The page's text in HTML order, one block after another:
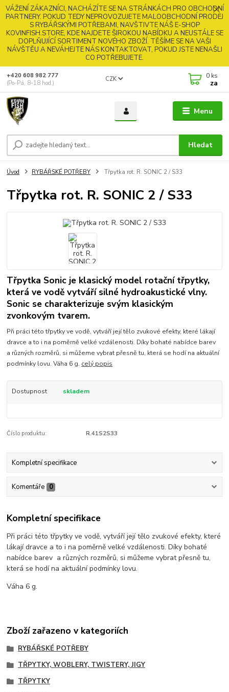
VÁŽENÍ ZÁKAZNÍCI, NACHÁZÍTE SE NA STRÁNKÁCH PRO OBCHODNÍ
PARTNERY. POKUD TEDY NEPROVOZUJETE MALOOBCHODNÍ PRODEJ
S RYBÁŘSKÝMI POTŘEBAMI, NAVŠTIVTE NÁŠ E-SHOP
KOVINFISH.STORE, KDE NAJDETE ŠIROKOU NABÍDKU A NEUSTÁLE SE
DOPLŇUJÍCÍ SORTIMENT NOVÉHO ZBOŽÍ. TĚŠÍME SE NA VAŠI
NÁVŠTĚU A NEVÁHEJTE NÁS KONTAKTOVAT, POKUD JSTE NENAŠLI
CO POTŘEBUJETE.
Menu
CZK
Hledat
+420 608 982 777
(Po-Pá, 8-18 hod.)
0 ks
za
Úvod RYBÁŘSKÉ POTŘEBY Třpytka rot. R. SONIC 2 / S33
Třpytka rot. R. SONIC 2 / S33
Třpytka Sonic je klasický model rotační třpytky,
která ve vodě vytváří silné hydroakustické vlny.
Sonic se charakterizuje svým klasickým
zvonkovým tvarem.
Při práci této třpytky ve vodě, vytváří její tělo zvukové efekty, které lákají
dravce a to i na poměrně velké vzdálenosti. Díky bohaté nabídce barev
a různých rozměrů, si můžeme vybrat přesně tu, která se hodí na aktuální
podmínky lovu. Váha 6 g. celý popis
Dostupnost skladem
Číslo produktu: R.41S2S33
Kompletní specifikace
Komentáře 0
Kompletní specifikace
Při práci této třpytky ve vodě, vytváří její tělo zvukové efekty, které
lákají dravce a to i na poměrně velké vzdálenosti. Díky bohaté
nabídce barev a různých rozměrů, si můžeme vybrat přesně tu,
která se hodí na aktuální podmínky lovu.
Váha 6 g.
Zboží zařazeno v kategoriích
RYBÁŘSKÉ POTŘEBY
TŘPYTKY, WOBLERY, TWISTERY, JIGY
TŘPYTKY